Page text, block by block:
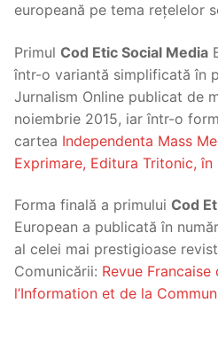
europeană pe tema rețelelor
Primul Cod Etic Social Media
într-o variantă simplificată în
Jurnalism Online publicat de
noiembrie 2015, iar într-o
cartea Independenta Mass
Exprimare, Editura Tritonic, în
Forma finală a primului Cod
European a publicată în
al celei mai prestigioase
Comunicării: Revue
l’Information et de la